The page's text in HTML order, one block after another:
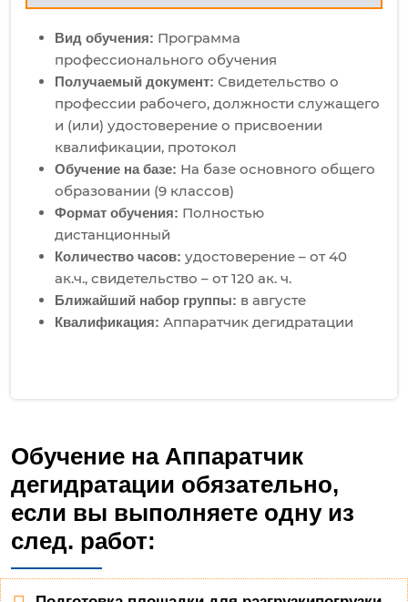
Вид обучения: Программа
профессионального обучения
Получаемый документ: Свидетельство о
профессии рабочего, должности служащего
и (или) удостоверение о присвоении
квалификации, протокол
Обучение на базе: На базе основного общего
образовании (9 классов)
Формат обучения: Полностью
дистанционный
Количество часов: удостоверение – от 40
ак.ч., свидетельство – от 120 ак. ч.
Ближайший набор группы: в августе
Квалификация: Аппаратчик дегидратации
Обучение на Аппаратчик
дегидратации обязательно,
если вы выполняете одну из
след. работ: